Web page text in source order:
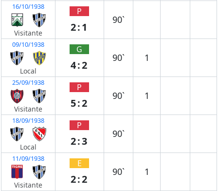
16/10/1938
Visitante
P
2:1
90`
09/10/1938
Local
G
4:2
90` 1
25/09/1938
Visitante
P
5:2
90` 1
18/09/1938
Local
P
2:3
90`
11/09/1938
Visitante
E
2:2
90` 1